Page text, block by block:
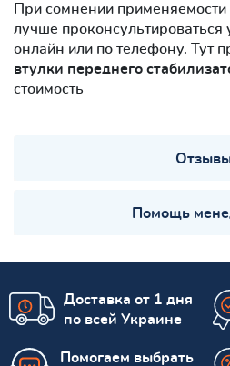
При сомнении применяемости
лучше
онлайн или по телефону. Тут
втулки переднего
стоимость
Помощь
Доставка от 1 дня
по всей Украине
Помогаем выбрать